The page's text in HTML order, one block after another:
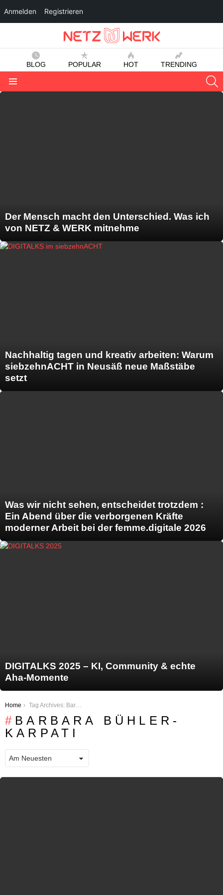
BLOG POPULAR HOT TRENDING
Der Mensch macht den Unterschied. Was ich
von NETZ & WERK mitnehme
Nachhaltig tagen und kreativ arbeiten: Warum
siebzehnACHT in Neusäß neue Maßstäbe
setzt
Was wir nicht sehen, entscheidet trotzdem :
Ein Abend über die verborgenen Kräfte
moderner Arbeit bei der femme.digitale 2026
DIGITALKS 2025 – KI, Community & echte
Aha-Momente
You are here:
Home Tag Archives: Barbara Bühler-Karpati
BARBARA BÜHLER-
KARPATI
Anmelden Registrieren